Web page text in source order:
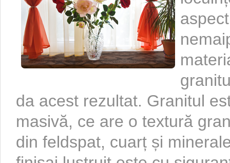
da acest rezultat. Granitul
masivă, ce are o textură
din feldspat, cuarț și